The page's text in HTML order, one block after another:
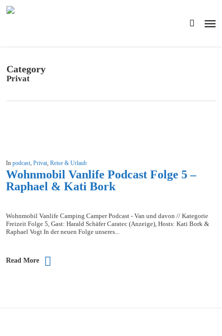
search
Category
Privat
Inpodcast,Privat,Reise & Urlaub
Wohnmobil Vanlife Podcast Folge 5 –
Raphael & Kati Bork
Wohnmobil Vanlife Camping Camper Podcast - Van und davon // Kategorie
Freizeit Folge 5, Gast: Harald Schäfer Caratec (Anzeige), Hosts: Kati Bork &
Raphael Vogt In der neuen Folge unseres...
Read More